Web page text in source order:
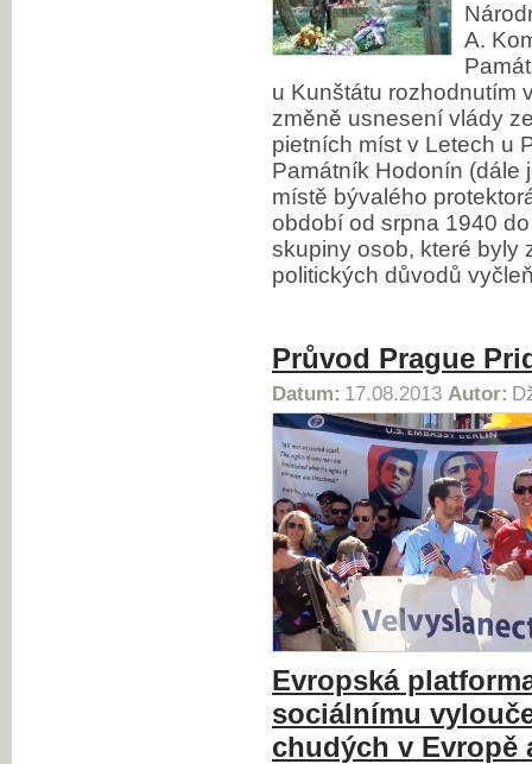
A.
u Kunštátu rozhodnutím
změně usnesení vlády
pietních míst v Letech u
Památník Hodonín (dále
místě bývalého
období od srpna 1940
skupiny osob, které byly
politických důvodů
Průvod Prague
Datum: 17.08.2013 Autor:
Evropská
sociálnímu
chudých v Evropě